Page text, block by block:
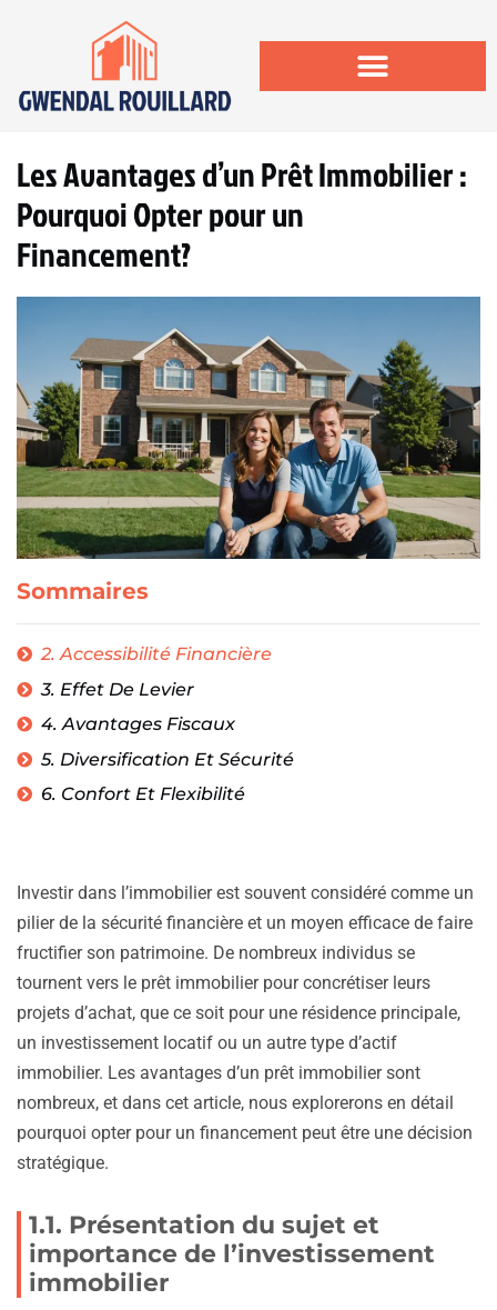
Les Avantages d’un Prêt Immobilier :
Pourquoi Opter pour un
Financement?
Sommaires
2. Accessibilité Financière
3. Effet De Levier
4. Avantages Fiscaux
5. Diversification Et Sécurité
6. Confort Et Flexibilité
Investir dans l’immobilier est souvent considéré comme un
pilier de la sécurité financière et un moyen efficace de faire
fructifier son patrimoine. De nombreux individus se
tournent vers le prêt immobilier pour concrétiser leurs
projets d’achat, que ce soit pour une résidence principale,
un investissement locatif ou un autre type d’actif
immobilier. Les avantages d’un prêt immobilier sont
nombreux, et dans cet article, nous explorerons en détail
pourquoi opter pour un financement peut être une décision
stratégique.
1.1. Présentation du sujet et
importance de l’investissement
immobilier